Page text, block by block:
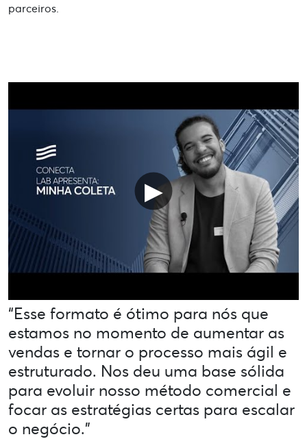
parceiros.
▶
“Esse formato é ótimo para nós que
estamos no momento de aumentar as
vendas e tornar o processo mais ágil e
estruturado. Nos deu uma base sólida
para evoluir nosso método comercial e
focar as estratégias certas para escalar
o negócio."